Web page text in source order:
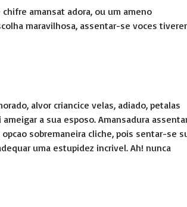
amansat adora, ou um ameno
maravilhosa, assentar-se voces
alvor criancice velas, adiado, petalas
a sua esposo. Amansadura
sobremaneira cliche, pois sentar-se
uma estupidez incrivel. Ah! nunca